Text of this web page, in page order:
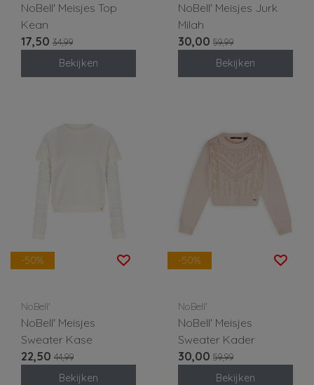
NoBell' Meisjes Top
Kean
17,50 34,99
Bekijken
NoBell' Meisjes Jurk
Milah
30,00 59,99
Bekijken
-50%
NoBell'
NoBell' Meisjes
Sweater Kase
22,50 44,99
Bekijken
-50%
NoBell'
NoBell' Meisjes
Sweater Kader
30,00 59,99
Bekijken